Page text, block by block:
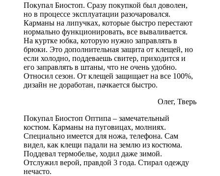
Покупал Биостоп. Сразу покупкой был доволен,
но в процессе эксплуатации разочаровался.
Карманы на липучках, которые быстро перестают
нормально функционировать, все вываливается.
На куртке юбка, которую нужно заправлять в
брюки. Это дополнительная защита от клещей, но
если холодно, поддеваешь свитер, приходится и
его заправлять в штаны, что не очень удобно.
Относил сезон. От клещей защищает на все 100%,
дизайн не доработан, пачкается быстро.
Олег, Тверь
Покупал Биостоп Оптипа – замечательный
костюм. Карманы на пуговицах, молниях.
Специально имеется для ножа, телефона. Сам
видел, как клещи падали на землю из костюма.
Поддевал термобелье, ходил даже зимой.
Отслужил верой, правдой 3 года. Стирал одежду
нечасто.